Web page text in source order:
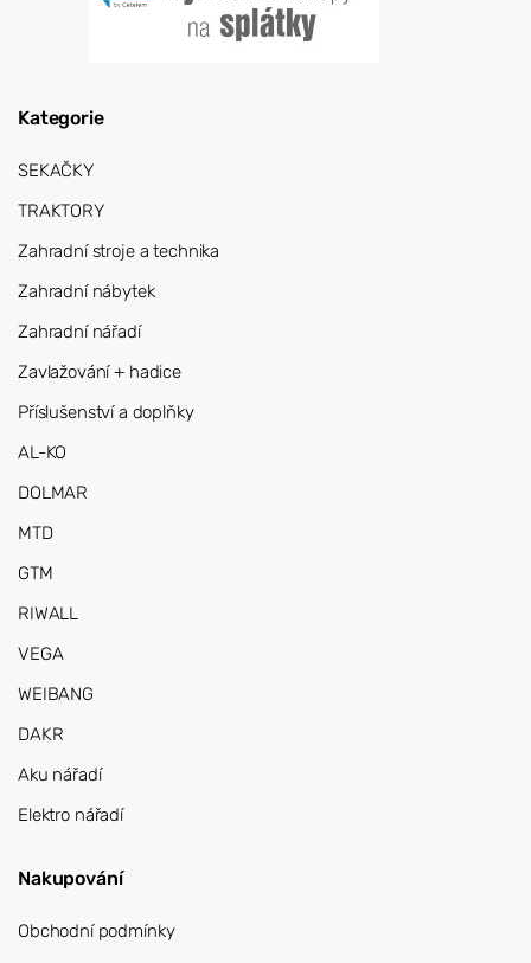
Kategorie
SEKAČKY
TRAKTORY
Zahradní stroje a technika
Zahradní nábytek
Zahradní nářadí
Zavlažování + hadice
Příslušenství a doplňky
AL-KO
DOLMAR
MTD
GTM
RIWALL
VEGA
WEIBANG
DAKR
Aku nářadí
Elektro nářadí
Nakupování
Obchodní podmínky